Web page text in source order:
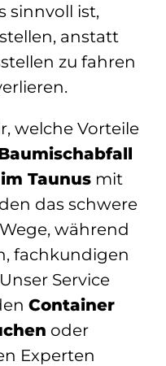
sinnvoll ist,
anstatt
zu fahren
welche Vorteile
Taunus mit
das schwere
während
fachkundigen
Service
Container
oder
Experten